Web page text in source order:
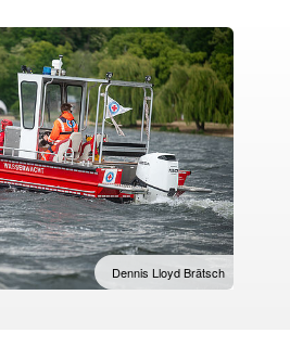
Dennis Lloyd Brätsch